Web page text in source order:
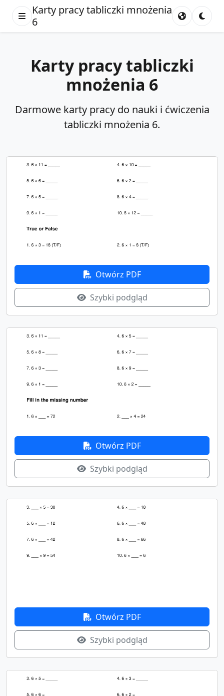
Karty pracy tabliczki mnożenia
6
Karty pracy tabliczki
mnożenia 6
Darmowe karty pracy do nauki i ćwiczenia
tabliczki mnożenia 6.
Otwórz PDF
Szybki podgląd
Otwórz PDF
Szybki podgląd
Otwórz PDF
Szybki podgląd